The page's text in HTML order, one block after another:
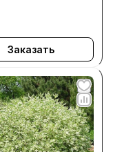
Заказать